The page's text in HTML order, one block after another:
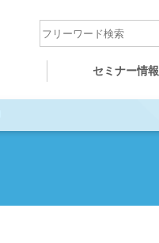
セミナー情報